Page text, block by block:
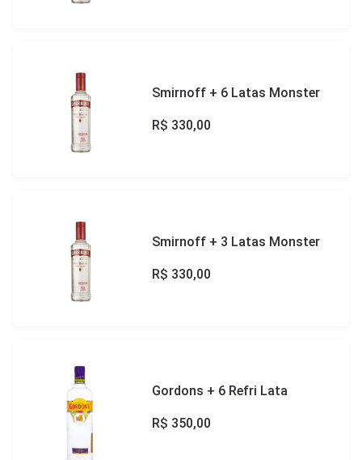
Smirnoff + 6 Latas Monster
R$ 330,00
Smirnoff + 3 Latas Monster
R$ 330,00
Gordons + 6 Refri Lata
R$ 350,00